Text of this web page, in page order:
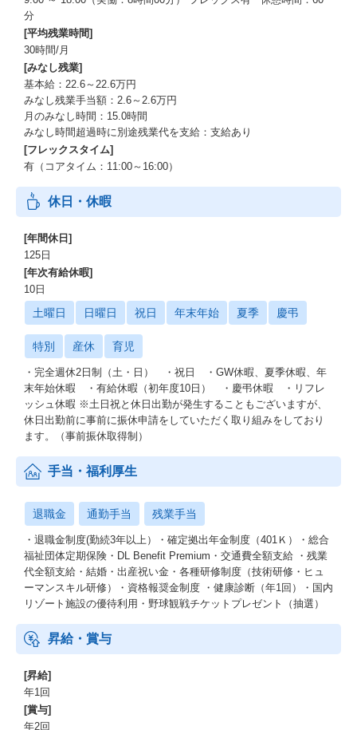
分
[平均残業時間]
30時間/月
[みなし残業]
基本給：22.6～22.6万円
みなし残業手当額：2.6～2.6万円
月のみなし時間：15.0時間
みなし時間超過時に別途残業代を支給：支給あり
[フレックスタイム]
有（コアタイム：11:00～16:00）
休日・休暇
[年間休日]
125日
[年次有給休暇]
10日
土曜日 日曜日 祝日 年末年始 夏季 慶弔
特別 産休 育児
・完全週休2日制（土・日） ・祝日 ・GW休暇、夏季休暇、年
末年始休暇 ・有給休暇（初年度10日） ・慶弔休暇 ・リフレ
ッシュ休暇 ※土日祝と休日出勤が発生することもございますが、
休日出勤前に事前に振休申請をしていただく取り組みをしており
ます。（事前振休取得制）
手当・福利厚生
退職金 通勤手当 残業手当
・退職金制度(勤続3年以上）・確定拠出年金制度（401Ｋ）・総合
福祉団体定期保険・DL Benefit Premium・交通費全額支給 ・残業
代全額支給・結婚・出産祝い金・各種研修制度（技術研修・ヒュ
ーマンスキル研修）・資格報奨金制度 ・健康診断（年1回）・国内
リゾート施設の優待利用・野球観戦チケットプレゼント（抽選）
昇給・賞与
[昇給]
年1回
[賞与]
年2回